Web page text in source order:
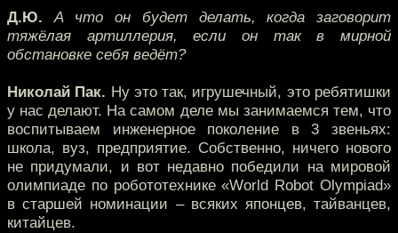
Д.Ю. А что он будет делать, когда заговорит
тяжёлая артиллерия, если он так в мирной
обстановке себя ведёт?
Николай Пак. Ну это так, игрушечный, это ребятишки
у нас делают. На самом деле мы занимаемся тем, что
воспитываем инженерное поколение в 3 звеньях:
школа, вуз, предприятие. Собственно, ничего нового
не придумали, и вот недавно победили на мировой
олимпиаде по робототехнике «World Robot Olympiad»
в старшей номинации – всяких японцев, тайванцев,
китайцев.